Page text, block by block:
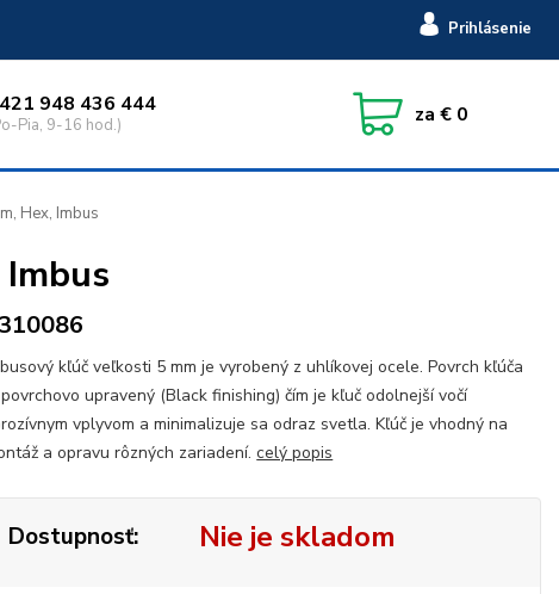
Prihlásenie
948 436 444
Pia, 9-16 hod.) za € 0
Hex, Imbus
kľúč veľkosti 5 mm je vyrobený z uhlíkovej ocele. Povrch kľúča
upravený (Black finishing) čím je kľuč odolnejší vočí
vplyvom a minimalizuje sa odraz svetla. Kľúč je vhodný na
a opravu rôzných zariadení.celý popis
Dostupnosť: Nie je skladom